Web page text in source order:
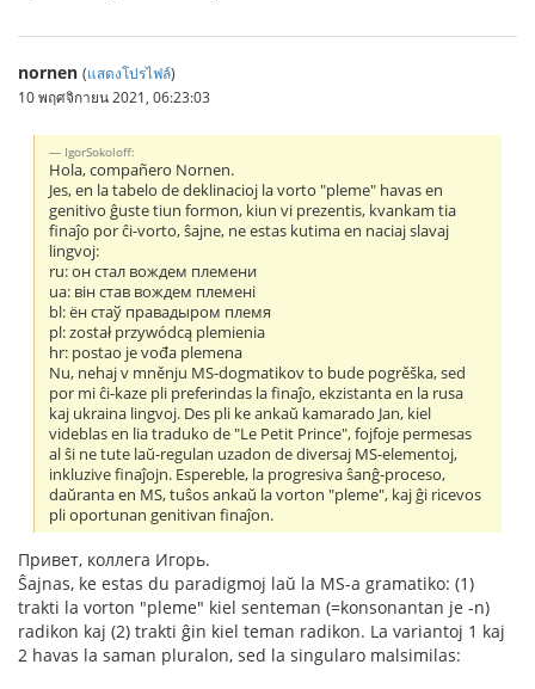
nornen (แสดงโปรไฟล์)
10 พฤศจิกายน 2021, 06:23:03
IgorSokoloff:
Hola, compañero Nornen.
Jes, en la tabelo de deklinacioj la vorto "pleme" havas en
genitivo ĝuste tiun formon, kiun vi prezentis, kvankam tia
finaĵo por ĉi-vorto, ŝajne, ne estas kutima en naciaj slavaj
lingvoj:
ru: он стал вождем племени
ua: він став вождем племені
bl: ён стаў правадыром племя
pl: został przywódcą plemienia
hr: postao je vođa plemena
Nu, nehaj v mněnju MS-dogmatikov to bude pogrěška, sed
por mi ĉi-kaze pli preferindas la finaĵo, ekzistanta en la rusa
kaj ukraina lingvoj. Des pli ke ankaŭ kamarado Jan, kiel
videblas en lia traduko de "Le Petit Prince", fojfoje permesas
al ŝi ne tute laŭ-regulan uzadon de diversaj MS-elementoj,
inkluzive finaĵojn. Espereble, la progresiva ŝanĝ-proceso,
daŭranta en MS, tuŝos ankaŭ la vorton "pleme", kaj ĝi ricevos
pli oportunan genitivan finaĵon.
Привет, коллега Игорь.
Ŝajnas, ke estas du paradigmoj laŭ la MS-a gramatiko: (1)
trakti la vorton "pleme" kiel senteman (=konsonantan je -n)
radikon kaj (2) trakti ĝin kiel teman radikon. La variantoj 1 kaj
2 havas la saman pluralon, sed la singularo malsimilas: